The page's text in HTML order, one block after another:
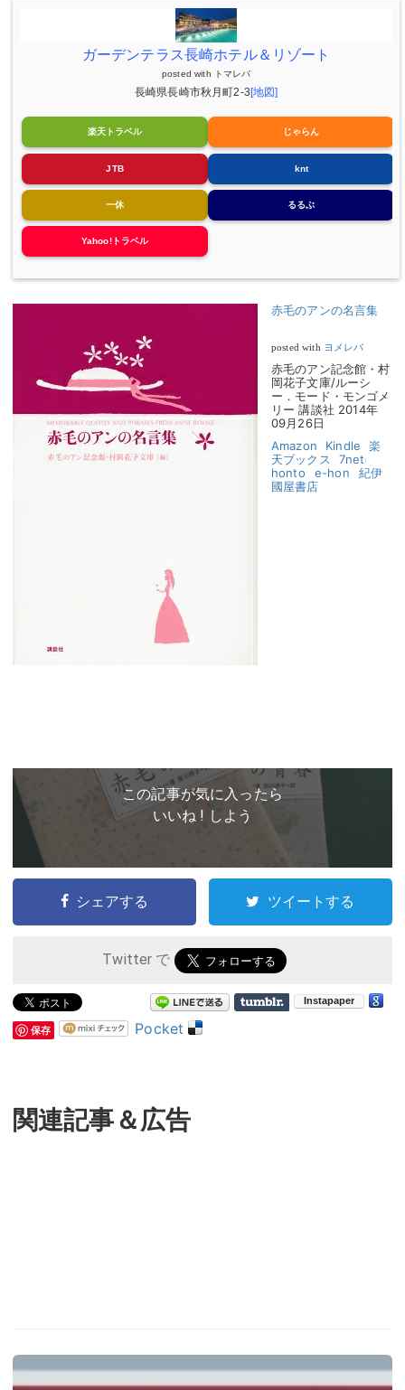
ガーデンテラス長崎ホテル＆リゾート
posted with トマレバ
長崎県長崎市秋月町2-3 [地図]
楽天トラベル じゃらん
JTB knt
一休 るるぶ
Yahoo!トラベル
赤毛のアンの名言集
posted with ヨメレバ
赤毛のアン記念館・村
岡花子文庫/ルーシ
ー．モード・モンゴメ
リー 講談社 2014年
09月26日
Amazon
Kindle
楽
天ブックス
7net
honto
e-hon
紀伊
國屋書店
この記事が気に入ったら
いいね ! しよう
シェアする ツイートする
Twitter で
保存 Pocket
関連記事＆広告